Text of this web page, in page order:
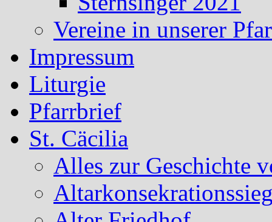
Vereine in unserer
Impressum
Liturgie
Pfarrbrief
St. Cäcilia
Alles zur Geschichte